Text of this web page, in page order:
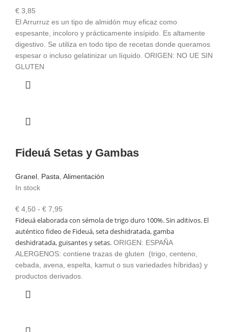
€ 3,85
El Arrurruz es un tipo de almidón muy eficaz como
espesante, incoloro y prácticamente insípido. Es altamente
digestivo. Se utiliza en todo tipo de recetas donde queramos
espesar o incluso gelatinizar un líquido. ORIGEN: NO UE SIN
GLUTEN
Fideuá Setas y Gambas
Granel Pasta Alimentación
In stock
€ 4,50 - € 7,95
de
precios:
desde
€ 4,50
hasta
€ 7,95
Fideuá elaborada con sémola de trigo duro 100%. Sin aditivos. El
auténtico fideo de Fideuá, seta deshidratada, gamba
deshidratada, guisantes y setas. ORIGEN: ESPAÑA
ALERGENOS: contiene trazas de gluten (trigo, centeno,
cebada, avena, espelta, kamut o sus variedades híbridas) y
productos derivados.